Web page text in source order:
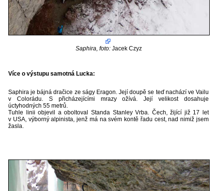
Saphira, foto: Jacek Czyz
Více o výstupu samotná Lucka:
Saphira je bájná dračice ze ságy Eragon. Její doupě se teď nachází ve Vailu
v Colorádu. S přicházejícími mrazy ožívá. Její velikost dosahuje
úctyhodných 55 metrů.
Tuhle linii objevil a oboltoval Standa Stanley Vrba. Čech, žijící již 17 let
v USA, výborný alpinista, jenž má na svém kontě řadu cest, nad nimiž jsem
žasla.